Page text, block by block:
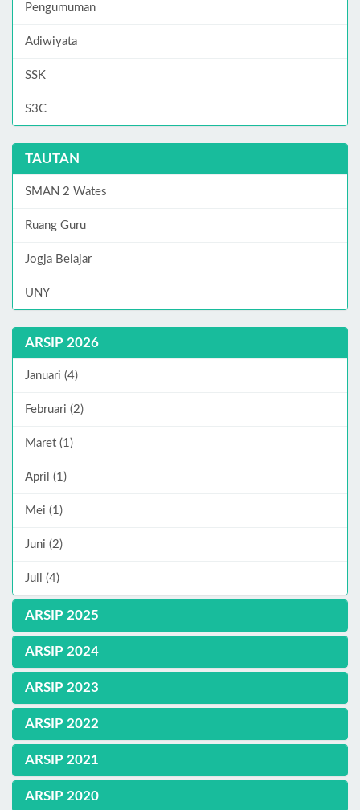
Pengumuman
Adiwiyata
SSK
S3C
TAUTAN
SMAN 2 Wates
Ruang Guru
Jogja Belajar
UNY
ARSIP 2026
Januari (4)
Februari (2)
Maret (1)
April (1)
Mei (1)
Juni (2)
Juli (4)
ARSIP 2025
ARSIP 2024
ARSIP 2023
ARSIP 2022
ARSIP 2021
ARSIP 2020